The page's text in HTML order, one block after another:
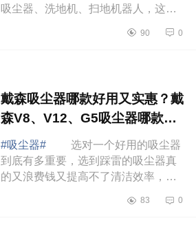
吸尘器、洗地机、扫地机器人，这三
中使用频率最高的还是吸尘器，下面
90 0
戴森吸尘器哪款好用又实惠？戴
森V8、V12、G5吸尘器哪款好
用
#吸尘器#
选对一个好用的吸尘器
到底有多重要，选到踩雷的吸尘器真
的又浪费钱又提高不了清洁效率，对
吸尘器真的就够用了，很多小伙伴在
83 0